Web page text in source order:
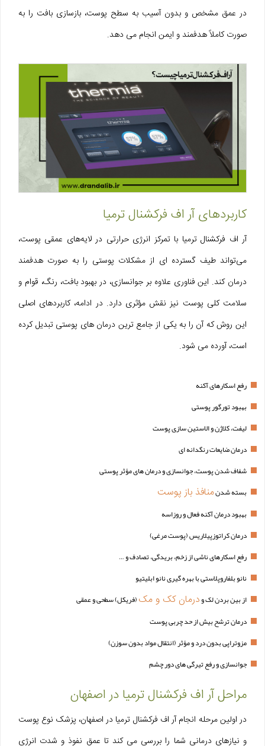
در عمق مشخص و بدون آسیب به سطح پوست، بازسازی بافت را به‌
صورت کاملاً هدفمند و ایمن انجام می‌ دهد.
کاربردهای آر اف فرکشنال ترمیا
آر اف فرکشنال ترمیا با تمرکز انرژی حرارتی در لایه‌های عمقی پوست،
می‌تواند طیف گسترده‌ ای از مشکلات پوستی را به‌ صورت هدفمند
درمان کند. این فناوری علاوه بر جوانسازی، در بهبود بافت، رنگ، قوام و
سلامت کلی پوست نیز نقش مؤثری دارد. در ادامه، کاربردهای اصلی
این روش که آن را به یکی از جامع‌ ترین درمان‌ های پوستی تبدیل کرده
است، آورده می‌ شود.
رفع اسکارهای آکنه
بهبود تورگور پوستی
لیفت، کلاژن و الاستین سازی پوست
درمان ضایعات رنگدانه ای
شفاف شدن پوست، جوانسازی و درمان های مؤثر پوستی
بسته شدنمنافذ باز پوست
بهبود درمان آکنه فعال و روزاسه
درمان کراتوزپیلاریس (پوست مرغی)
رفع اسکارهای ناشی از زخم، بریدگی، تصادف و …
نانو بلفاروپلاستی با بهره گیری نانو ابلیتیو
از بین بردن لک ودرمان کک و مک(فریکل) سطحی و عمقی
درمان ترشح بیش از حد چربی پوست
مزوتراپی بدون درد و مؤثر (انتقال مواد بدون سوزن)
جوانسازی و رفع تیرگی های دور چشم
مراحل آر اف فرکشنال ترمیا در اصفهان
در اولین مرحله انجام آر اف فرکشنال ترمیا در اصفهان، پزشک نوع پوست
و نیازهای درمانی شما را بررسی می‌ کند تا عمق نفوذ و شدت انرژی